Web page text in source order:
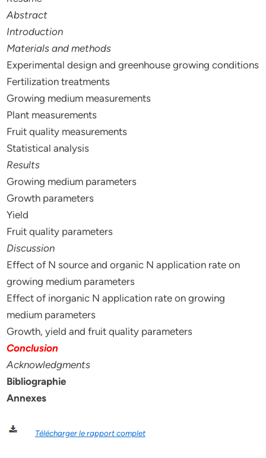
Abstract
Introduction
Materials and methods
Experimental design and greenhouse growing conditions
Fertilization treatments
Growing medium measurements
Plant measurements
Fruit quality measurements
Statistical analysis
Results
Growing medium parameters
Growth parameters
Yield
Fruit quality parameters
Discussion
Effect of N source and organic N application rate on
growing medium parameters
Effect of inorganic N application rate on growing
medium parameters
Growth, yield and fruit quality parameters
Conclusion
Acknowledgments
Bibliographie
Annexes
Télécharger le rapport complet